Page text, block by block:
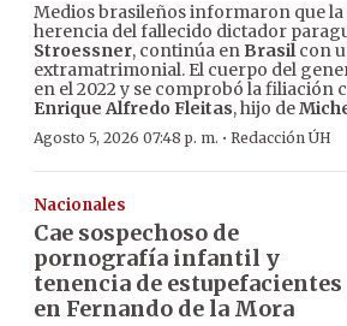
Medios brasileños informaron que la
herencia del fallecido dictador
Stroessner, continúa en Brasilcon
extramatrimonial. El cuerpo del
en el 2022 y se comprobó la filiación
Enrique Alfredo Fleitas, hijo de
Agosto 5, 2026 07:48 p. m. · Redacción ÚH
Nacionales
Cae sospechoso de
pornografía infantil y
tenencia de estupefacientes
en Fernando de la Mora